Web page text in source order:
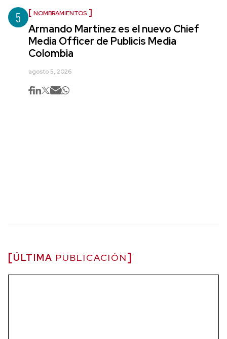
5 NOMBRAMIENTOS
Armando Martínez es el nuevo Chief
Media Officer de Publicis Media
Colombia
agosto 5, 2026
ÚLTIMA PUBLICACIÓN